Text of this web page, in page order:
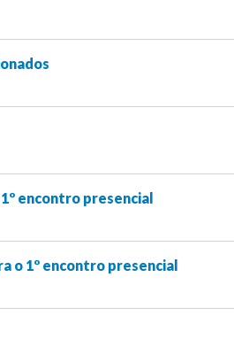
encontro presencial
o 1º encontro presencial